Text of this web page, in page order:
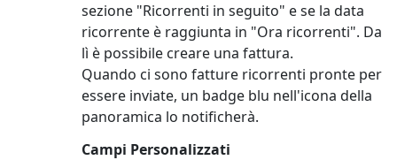
sezione "Ricorrenti in seguito" e se la data
ricorrente è raggiunta in "Ora ricorrenti". Da
lì è possibile creare una fattura.
Quando ci sono fatture ricorrenti pronte per
essere inviate, un badge blu nell'icona della
panoramica lo notificherà.
Campi Personalizzati